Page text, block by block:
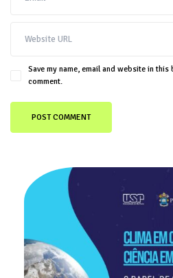
Save my name, email and website in
comment.